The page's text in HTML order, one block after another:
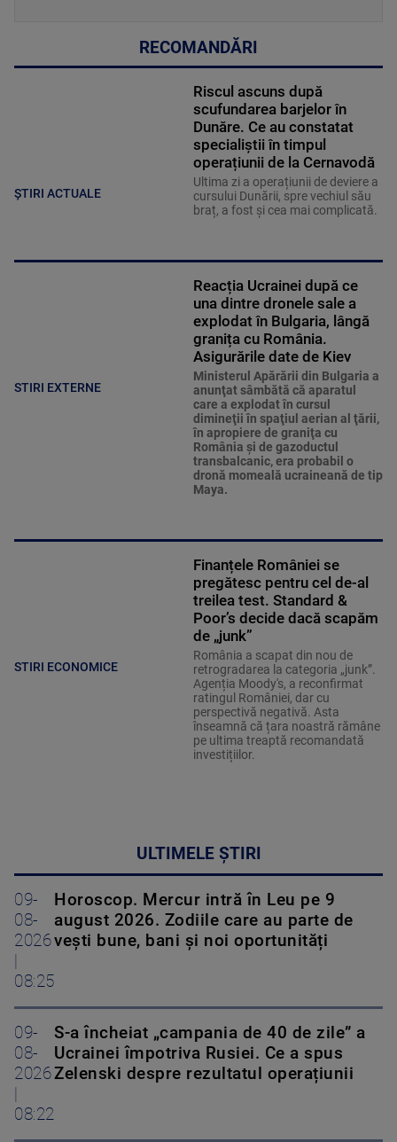
RECOMANDĂRI
ȘTIRI ACTUALE
Riscul ascuns după
scufundarea barjelor în
Dunăre. Ce au constatat
specialiștii în timpul
operațiunii de la Cernavodă
Ultima zi a operațiunii de deviere a
cursului Dunării, spre vechiul său
braț, a fost și cea mai complicată.
STIRI EXTERNE
Reacția Ucrainei după ce
una dintre dronele sale a
explodat în Bulgaria, lângă
granița cu România.
Asigurările date de Kiev
Ministerul Apărării din Bulgaria a
anunţat sâmbătă că aparatul
care a explodat în cursul
dimineţii în spaţiul aerian al ţării,
în apropiere de graniţa cu
România şi de gazoductul
transbalcanic, era probabil o
dronă momeală ucraineană de tip
Maya.
STIRI ECONOMICE
Finanțele României se
pregătesc pentru cel de-al
treilea test. Standard &
Poor’s decide dacă scapăm
de „junk”
România a scapat din nou de
retrogradarea la categoria „junk”.
Agenția Moody's, a reconfirmat
ratingul României, dar cu
perspectivă negativă. Asta
înseamnă că țara noastră rămâne
pe ultima treaptă recomandată
investițiilor.
ULTIMELE ȘTIRI
09-
08-
2026
|
08:25
Horoscop. Mercur intră în Leu pe 9
august 2026. Zodiile care au parte de
vești bune, bani și noi oportunități
09-
08-
2026
|
08:22
S-a încheiat „campania de 40 de zile” a
Ucrainei împotriva Rusiei. Ce a spus
Zelenski despre rezultatul operațiunii